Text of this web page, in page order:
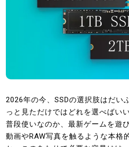
2026年の今、SSDの選択肢はだい
っと見ただけではどれを選べばい
普段使いなのか、最新ゲームを遊
動画やRAW写真を触るような本格